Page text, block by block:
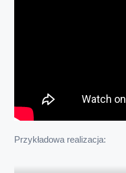
Przykładowa realizacja: